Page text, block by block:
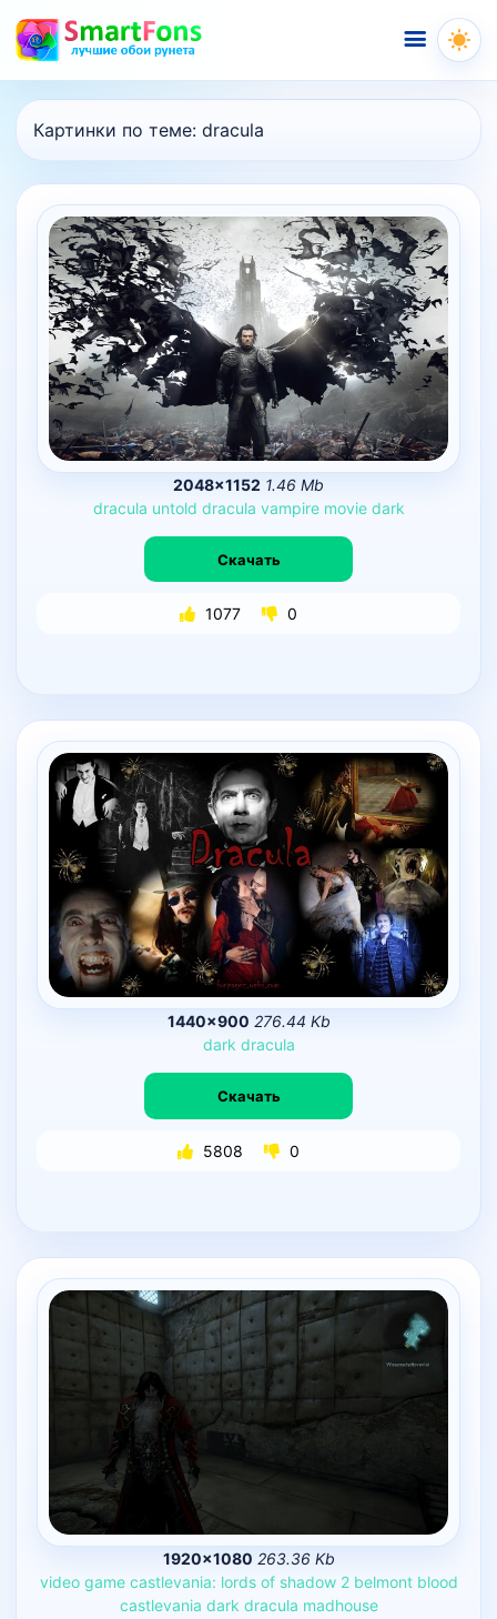
Меню
Картинки по теме: dracula
2048×1152 1.46 Mb
dracula untold dracula vampire movie dark
Скачать
1077 0
1440×900 276.44 Kb
dark dracula
Скачать
5808 0
1920×1080 263.36 Kb
video game castlevania: lords of shadow 2 belmont blood
castlevania dark dracula madhouse